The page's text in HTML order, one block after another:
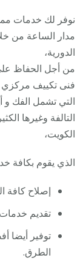
نوفر لك خدمات
مدار الساعة من
الدورية،
من أجل الحفاظ
فنى تكييف مركزي
التي تشمل الفك و
التالفة وغيرها
الكويت،
الذي يقوم بكافة
إصلاح كافة
تقديم
توفير أيضا
الطرق.